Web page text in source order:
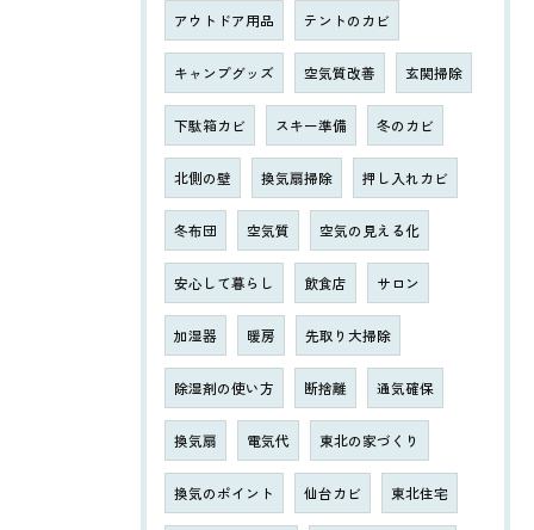
アウトドア用品 テントのカビ
キャンプグッズ 空気質改善 玄関掃除
下駄箱カビ スキー準備 冬のカビ
北側の壁 換気扇掃除 押し入れカビ
冬布団 空気質 空気の見える化
安心して暮らし 飲食店 サロン
加湿器 暖房 先取り大掃除
除湿剤の使い方 断捨離 通気確保
換気扇 電気代 東北の家づくり
換気のポイント 仙台カビ 東北住宅